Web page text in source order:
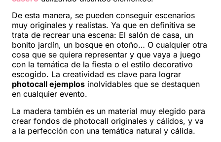
De esta manera, se pueden conseguir escenarios
muy originales y realistas. Ya que en definitiva se
trata de recrear una escena: El salón de casa, un
bonito jardín, un bosque en otoño… O cualquier otra
cosa que se quiera representar y que vaya a juego
con la temática de la fiesta o el estilo decorativo
escogido. La creatividad es clave para lograr
photocall ejemplos inolvidables que se destaquen
en cualquier evento.
La madera también es un material muy elegido para
crear fondos de photocall originales y cálidos, y va
a la perfección con una temática natural y cálida.